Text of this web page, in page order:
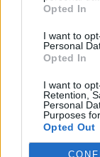
Opted In
I want to
Personal
Opted In
I want to
Retention,
Personal
Purposes
Opted Out